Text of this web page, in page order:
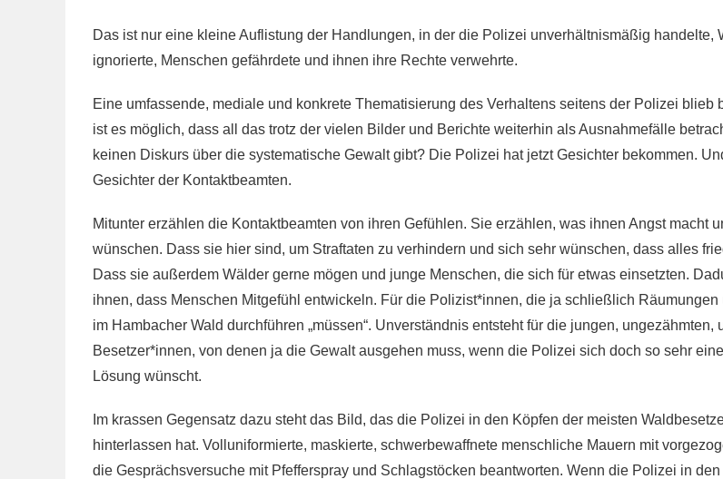
Das ist nur eine kleine Auflistung der Handlungen, in der die Polizei unverhältnismäßig handelte,
ignorierte, Menschen gefährdete und ihnen ihre Rechte verwehrte.
Eine umfassende, mediale und konkrete Thematisierung des Verhaltens seitens der Polizei blieb
ist es möglich, dass all das trotz der vielen Bilder und Berichte weiterhin als Ausnahmefälle
keinen Diskurs über die systematische Gewalt gibt? Die Polizei hat jetzt Gesichter bekommen.
Gesichter der Kontaktbeamten.
Mitunter erzählen die Kontaktbeamten von ihren Gefühlen. Sie erzählen, was ihnen Angst macht
wünschen. Dass sie hier sind, um Straftaten zu verhindern und sich sehr wünschen, dass alles
Dass sie außerdem Wälder gerne mögen und junge Menschen, die sich für etwas einsetzten.
ihnen, dass Menschen Mitgefühl entwickeln. Für die Polizist*innen, die ja schließlich Räumungen
im Hambacher Wald durchführen „müssen“. Unverständnis entsteht für die jungen, ungezähmten,
Besetzer*innen, von denen ja die Gewalt ausgehen muss, wenn die Polizei sich doch so sehr
Lösung wünscht.
Im krassen Gegensatz dazu steht das Bild, das die Polizei in den Köpfen der meisten
hinterlassen hat. Volluniformierte, maskierte, schwerbewaffnete menschliche Mauern mit
die Gesprächsversuche mit Pfefferspray und Schlagstöcken beantworten. Wenn die Polizei in den